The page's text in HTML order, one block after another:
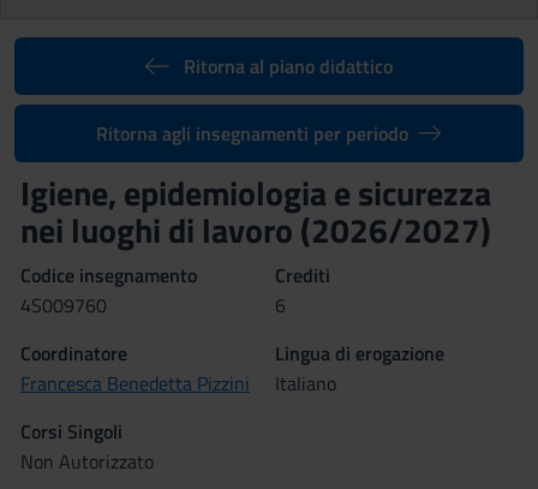
Ritorna al piano didattico
Ritorna agli insegnamenti per periodo
Igiene, epidemiologia e sicurezza
nei luoghi di lavoro (2026/2027)
Codice insegnamento
4S009760
Crediti
6
Coordinatore
Francesca Benedetta Pizzini
Lingua di erogazione
Italiano
Corsi Singoli
Non Autorizzato